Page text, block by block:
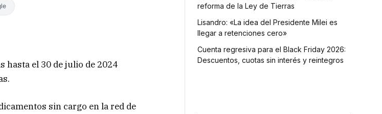
hasta el 30 de julio de 2024
sin cargo en la red de
reforma de la Ley de Tierras
Lisandro: «La idea del Presidente Milei es
llegar a retenciones cero»
Cuenta regresiva para el Black Friday 2026:
Descuentos, cuotas sin interés y reintegros